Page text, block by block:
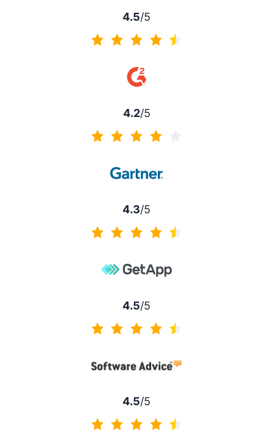
4.5/5
4.2/5
4.3/5
4.5/5
4.5/5